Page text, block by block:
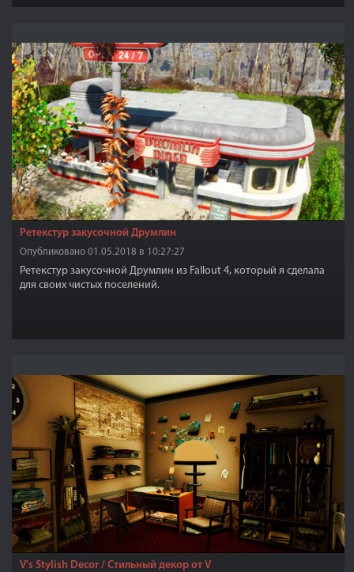
Ретекстур закусочной Друмлин
Опубликовано 01.05.2018 в 10:27:27
Ретекстур закусочной Друмлин из Fallout 4, который я сделала
для своих чистых поселений.
V's Stylish Decor / Стильный декор от V